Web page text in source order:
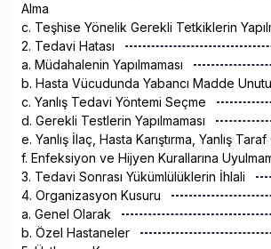
Alma
c. Teşhise Yönelik Gerekli Tetkiklerin
2. Tedavi Hatası
a. Müdahalenin Yapılmaması
b. Hasta Vücudunda Yabancı Madde
c. Yanlış Tedavi Yöntemi Seçme
d. Gerekli Testlerin Yapılmaması
e. Yanlış İlaç, Hasta Karıştırma, Yanlış
f. Enfeksiyon ve Hijyen Kurallarına
3. Tedavi Sonrası Yükümlülüklerin İhlali
4. Organizasyon Kusuru
a. Genel Olarak
b. Özel Hastaneler